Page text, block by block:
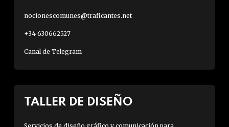
nocionescomunes@traficantes.net
+34 630662527
Canal de Telegram
TALLER DE DISEÑO